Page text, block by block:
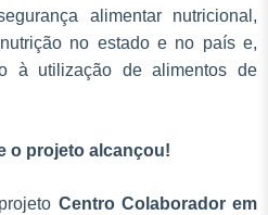
alimentar nutricional,
no estado e no país e,
à utilização de alimentos de
o projeto alcançou!
Centro Colaborador em